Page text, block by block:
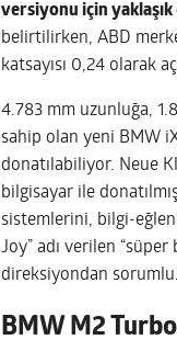
versiyonu için yaklaşık
belirtilirken, ABD
katsayısı 0,24 olarak
4.783 mm uzunluğa,
sahip olan yeni BMW
donatılabiliyor. Neue
bilgisayar ile
sistemlerini, bilgi-
Joy” adı verilen
direksiyondan
BMW M2